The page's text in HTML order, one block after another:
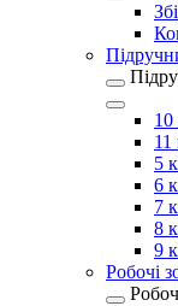
10
11
5
6
7
8
9
Робочі